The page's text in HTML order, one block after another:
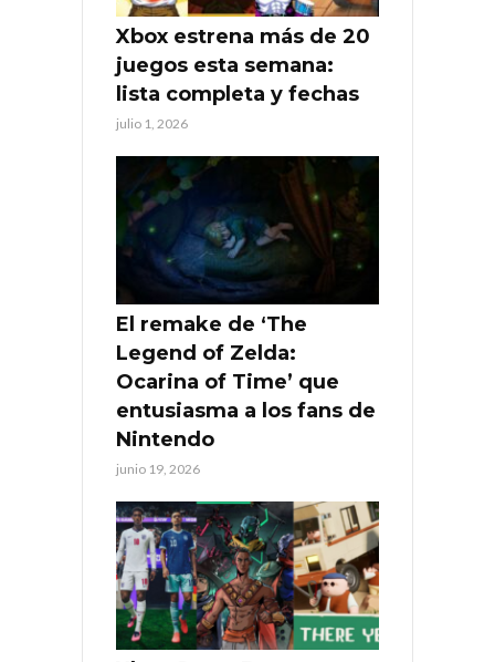
Xbox estrena más de 20
juegos esta semana:
lista completa y fechas
julio 1, 2026
El remake de ‘The
Legend of Zelda:
Ocarina of Time’ que
entusiasma a los fans de
Nintendo
junio 19, 2026